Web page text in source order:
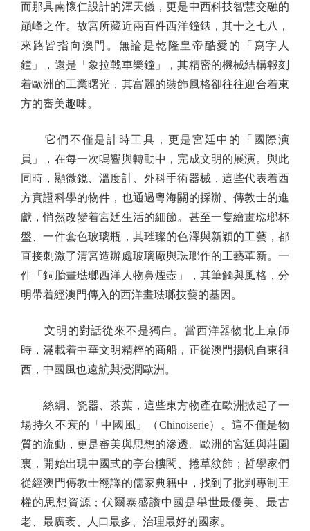
而那具南懷仁設計的渾天儀，更是中西科技智慧交融的
巔峰之作。故宮所藏近兩百件西洋鐘錶，其十之七八，
來路皆指向澳門。無論是乾隆皇帝酷愛的「寫字人
鐘」，還是「象拉戰車樂鐘」，其精密的機械結構報刻
着歐洲的工業曙光，其富麗的裝飾風格卻往往迎合着東
方的審美趣味。
它們不僅是計時工具，更是宮廷中的「國際演
員」，在每一次鳴響與轉動中，完成文明的展演。與此
同時，顯微鏡、溫度計、外科手術器械，這些代表着西
方實證科學的物件，也通過粵海關的採辦、傳教士的進
獻，悄然改變着宮廷生活的細節。甚至一隻繪畫琺瑯杯
盤、一件套色玻璃瓶，其璀璨的色澤與新穎的工藝，都
直接刺激了清宮造辦處玻璃廠與琺瑯作的工藝革新。一
件「銅胎畫琺瑯西洋人物鼻煙壺」，其筆觸與風格，分
明帶着經澳門傳入的西洋畫琺瑯技藝的基因。
文明的對話從來不是獨白。當西洋器物北上京師
時，滿載着中華文明精粹的商船，正從澳門揚帆自東徂
西，中國風也遠航與浸潤歐洲。
絲綢、瓷器、茶葉，這些東方物產在歐洲掀起了一
場持久不衰的「中國風」（Chinoiserie）。這不僅是物
質的流動，更是審美與思想的滲透。歐洲的宮廷與莊園
裏，開始出現中國式的亭台樓閣、捲草紋飾；哲學家們
從經澳門傳教士翻譯的儒家典籍中，找到了批判專制王
權的思想資源；伏爾泰盛讚中國是舉世最優美、最古
老、最廣袤、人口最多、治理最好的國家。